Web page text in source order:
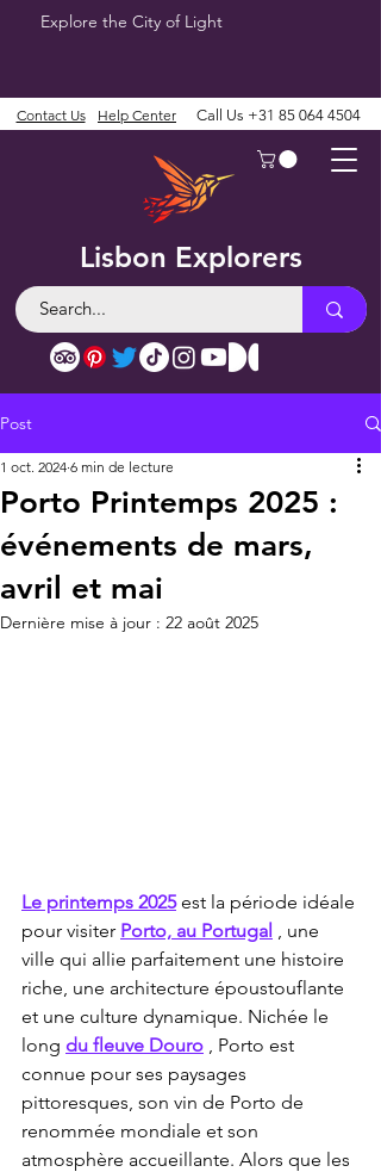
Explore the City of Light
Lisbon Explorers
Contact Us Help Center Call Us +31 85 064 4504
Post
Porto Printemps 2025 :
événements de mars,
avril et mai
1 oct. 2024 6 min de lecture
Dernière mise à jour : 22 août 2025
Le printemps 2025 est la période idéale
pour visiter Porto, au Portugal , une
ville qui allie parfaitement une histoire
riche, une architecture époustouflante
et une culture dynamique. Nichée le
long du fleuve Douro , Porto est
connue pour ses paysages
pittoresques, son vin de Porto de
renommée mondiale et son
atmosphère accueillante. Alors que les